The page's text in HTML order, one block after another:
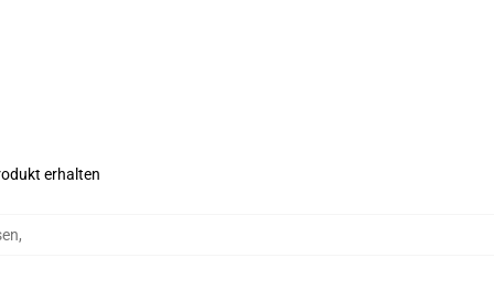
erhalten
,